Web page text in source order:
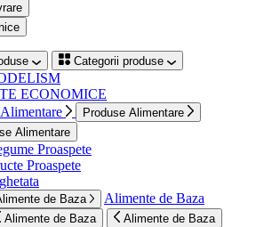
Categorii produse
ECONOMICE
Produse Alimentare
Alimentare
Proaspete
Proaspete
de Baza Alimente de Baza
Alimente de Baza Alimente de Baza